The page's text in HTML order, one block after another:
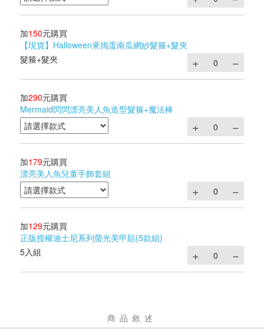
加150元購買
【現貨】Halloween來搗蛋南瓜網紗髮箍+髮夾
髮箍+髮夾
加290元購買
Mermaid閃閃漂亮美人魚造型髮箍+魔法棒
加179元購買
漂亮美人魚兒童手飾套組
加129元購買
正版授權迪士尼系列螢光美甲貼(5款組)
5入組
商品敘述